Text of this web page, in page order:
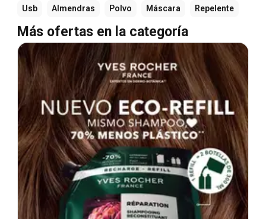
Usb Almendras Polvo Máscara Repelente
Más ofertas en la categoría